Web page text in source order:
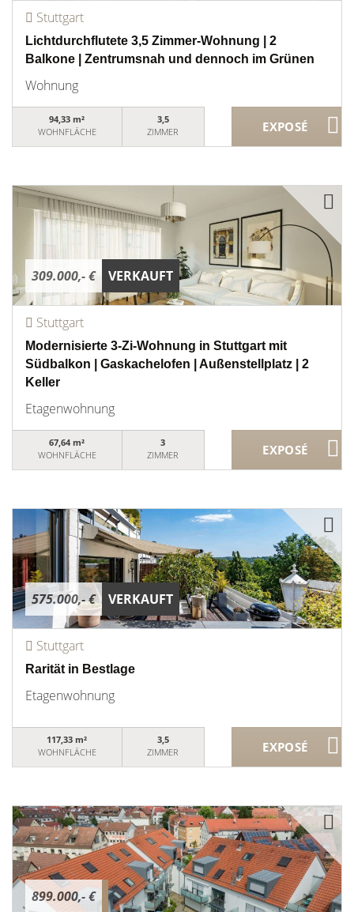
Stuttgart
Lichtdurchflutete 3,5 Zimmer-Wohnung | 2
Balkone | Zentrumsnah und dennoch im Grünen
Wohnung
94,33 m²
WOHNFLÄCHE
3,5
ZIMMER
309.000,- € VERKAUFT
Stuttgart
Modernisierte 3-Zi-Wohnung in Stuttgart mit
Südbalkon | Gaskachelofen | Außenstellplatz | 2
Keller
Etagenwohnung
67,64 m²
WOHNFLÄCHE
3
ZIMMER
575.000,- € VERKAUFT
Stuttgart
Rarität in Bestlage
Etagenwohnung
117,33 m²
WOHNFLÄCHE
3,5
ZIMMER
899.000,- €